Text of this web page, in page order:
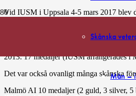
Skånska
Män –
Vid IUSM i Uppsala 4-5 mars 2017 blev
2013: 17 medaljer (IUSM arrangerades i
Det var också ovanligt många skånska
Malmö AI 10 medaljer (2 guld, 3 silver, 5